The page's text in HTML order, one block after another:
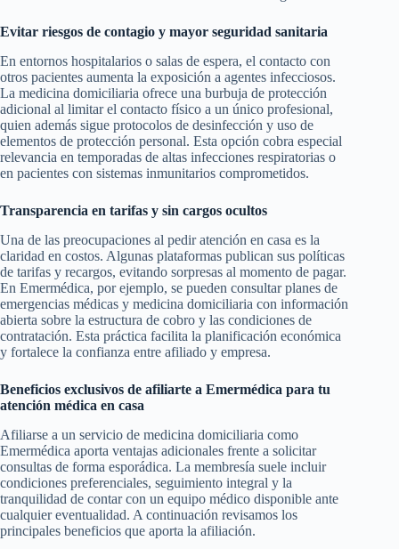
Evitar riesgos de contagio y mayor seguridad sanitaria
En entornos hospitalarios o salas de espera, el contacto con
otros pacientes aumenta la exposición a agentes infecciosos.
La medicina domiciliaria ofrece una burbuja de protección
adicional al limitar el contacto físico a un único profesional,
quien además sigue protocolos de desinfección y uso de
elementos de protección personal. Esta opción cobra especial
relevancia en temporadas de altas infecciones respiratorias o
en pacientes con sistemas inmunitarios comprometidos.
Transparencia en tarifas y sin cargos ocultos
Una de las preocupaciones al pedir atención en casa es la
claridad en costos. Algunas plataformas publican sus políticas
de tarifas y recargos, evitando sorpresas al momento de pagar.
En Emermédica, por ejemplo, se pueden consultar planes de
emergencias médicas y medicina domiciliaria con información
abierta sobre la estructura de cobro y las condiciones de
contratación. Esta práctica facilita la planificación económica
y fortalece la confianza entre afiliado y empresa.
Beneficios exclusivos de afiliarte a Emermédica para tu
atención médica en casa
Afiliarse a un servicio de medicina domiciliaria como
Emermédica aporta ventajas adicionales frente a solicitar
consultas de forma esporádica. La membresía suele incluir
condiciones preferenciales, seguimiento integral y la
tranquilidad de contar con un equipo médico disponible ante
cualquier eventualidad. A continuación revisamos los
principales beneficios que aporta la afiliación.